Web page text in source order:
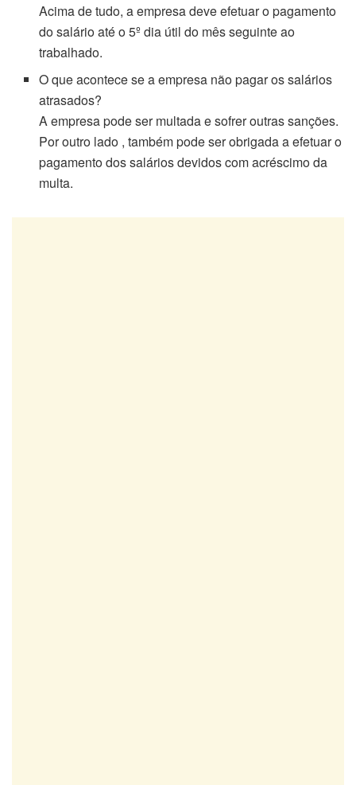
Acima de tudo, a empresa deve efetuar o pagamento
do salário até o 5º dia útil do mês seguinte ao
trabalhado.
O que acontece se a empresa não pagar os salários
atrasados?
A empresa pode ser multada e sofrer outras sanções.
Por outro lado , também pode ser obrigada a efetuar o
pagamento dos salários devidos com acréscimo da
multa.